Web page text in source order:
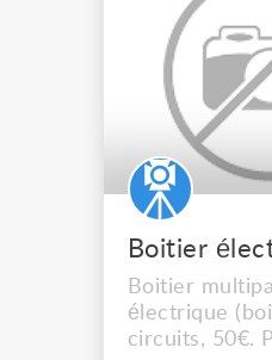
Boitier
électrique
circuits, 50€.